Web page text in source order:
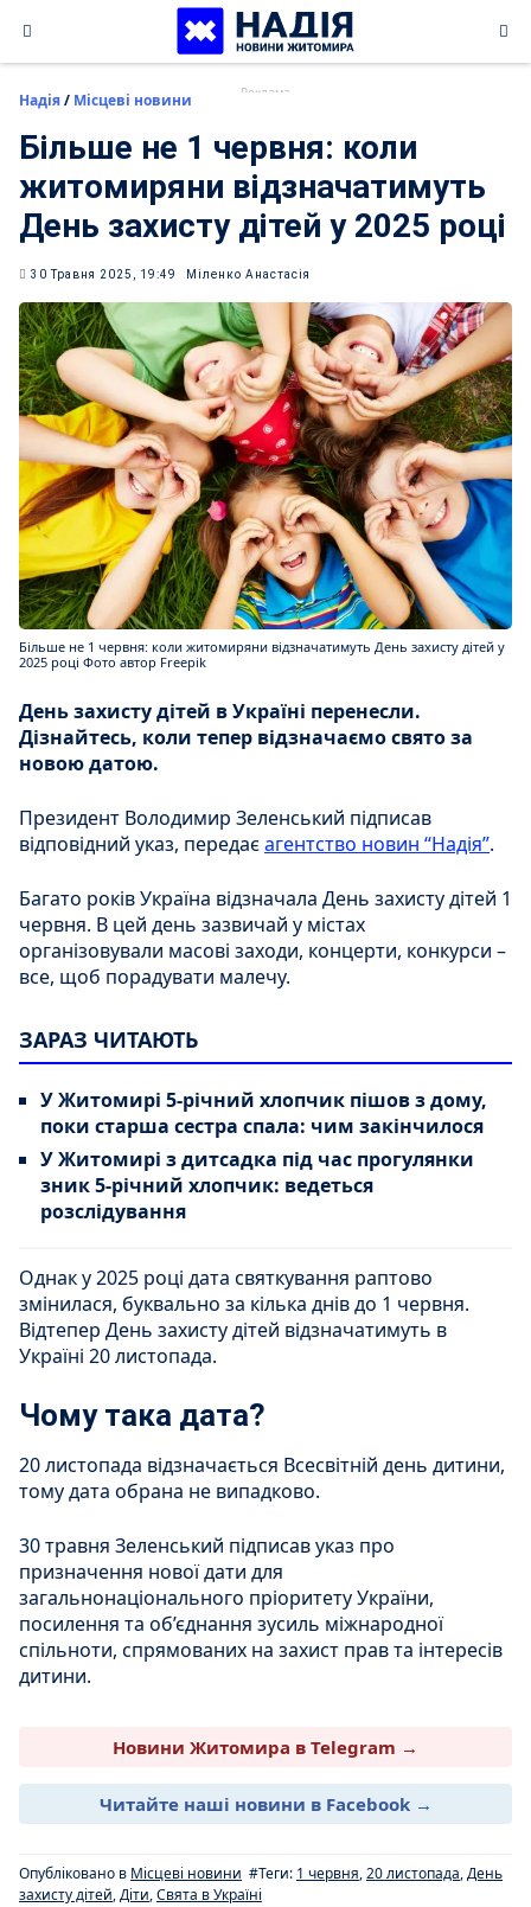
content
Надія/ Місцеві новини
Більше не 1 червня: коли
житомиряни відзначатимуть
День захисту дітей у 2025 році
30 Травня 2025, 19:49 Міленко Анастасія
Більше не 1 червня: коли житомиряни відзначатимуть День захисту дітей у
2025 році Фото автор Freepik
День захисту дітей в Україні перенесли.
Дізнайтесь, коли тепер відзначаємо свято за
новою датою.
Президент Володимир Зеленський підписав
відповідний указ, передаєагентство новин “Надія”.
Багато років Україна відзначала День захисту дітей 1
червня. В цей день зазвичай у містах
організовували масові заходи, концерти, конкурси –
все, щоб порадувати малечу.
ЗАРАЗ ЧИТАЮТЬ
У Житомирі 5-річний хлопчик пішов з дому,
поки старша сестра спала: чим закінчилося
У Житомирі з дитсадка під час прогулянки
зник 5-річний хлопчик: ведеться
розслідування
Однак у 2025 році дата святкування раптово
змінилася, буквально за кілька днів до 1 червня.
Відтепер День захисту дітей відзначатимуть в
Україні 20 листопада.
Чому така дата?
20 листопада відзначається Всесвітній день дитини,
тому дата обрана не випадково.
30 травня Зеленський підписав указ про
призначення нової дати для
загальнонаціонального пріоритету України,
посилення та об’єднання зусиль міжнародної
спільноти, спрямованих на захист прав та інтересів
дитини.
Новини Житомира в Telegram →
Читайте наші новини в Facebook →
Опубліковано в Місцеві новини #Теги: 1 червня,20 листопада,День
захисту дітей,Діти,Свята в Україні